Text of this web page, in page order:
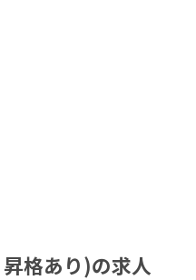
格あり)の求人